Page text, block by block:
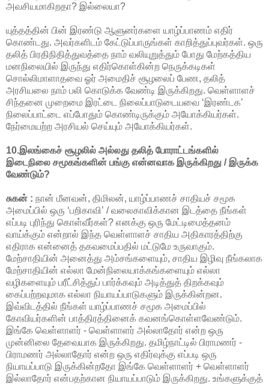
அவசியமாகிறதா? இல்லையா?
யுத்தத்தின் பின் இரண்டு ஆளுனர்களை யாழ்ப்பாணம் எதிர்
கொண்டது. அவர்களிடம் கேட்டுப்பாருங்கள் காறித்துப்புவர்கள். ஒரு
தலித் பிரதிநிதித்துவத்தை நாம் வலியுறுத்தும் போது மேற்கத்திய
மனநிலையில் இருந்து எதிர்கொள்கின்ற நெருக்கடிகள்
சொல்லிமாளாதவை ஓர் அமைதிச் சூழலைப் பேண, தலித்
அரசியலை நாம் பலி கொடுக்க வேண்டி இருக்கிறது. வெள்ளாளச்
சிந்தனை முறைமை இரட்டை நிலைப்பாடுடையவை ‘இரண்டக’
நிலைப்பாட்டை எப்போதும் கொண்டிருக்கும் அயோக்கியர்கள்.
நேர்மையற்ற அரசியல் செய்யும் அயோக்கியர்கள்.
10.இலங்கைச் சூழலில் அல்லது தலித் போராட்டங்களில்
இடைநிலை சமூகங்களின் பங்கு என்னவாக இருக்கிறது / இருக்க
வேண்டும்?
சுகன் : நான் மீனவன், திமிலன், யாழ்ப்பாணச் சாதியச் சமூக
அமைப்பில் ஒரு ‘பறிகாவி’ / வலைகாவிக்கான இடத்தை நீங்கள்
எப்படி புரிந்து கொள்வீர்கள்? எனக்கு ஒரு மேட்டிமைத்தனம்
வாய்க்கும் என்றால் இந்த வெள்ளாளச் சாதிய அதிகாரத்திற்கு
எதிராக என்னைத் தகவமைப்பதில் மட்டுமே உருவாகும்.
மேற்சாதியின் அனைத்து அம்சங்களையும், சாதிய இழிவு நீங்கலாக
மேற்சாதியின் எல்லா மேன்நிலையாக்கங்களையும் எல்லா
வழிகளையும் பரீட்சித்துப் பார்க்கவும் அடித்துத் திறக்கவும்
கைப்பற்றவுமாக எல்லா நியாயப்பாடுகளும் இருக்கின்றன.
இவ்விடத்தில் நீங்கள் யாழ்ப்பாணச் சமூக அமைப்பில்
கோவியர்களின் பாத்திரத்தினைக் கவனங்கொள்ளவேண்டும்.
இங்கே வெள்ளாளர் - வெள்ளாளர் அல்லாதோர் என்ற ஒரு
முன்னிலை தேவையாக இருக்கிறது. தமிழ்நாட்டில் பிராமணர் -
பிராமணர் அல்லாதோர் என்ற ஒரு எதிர்வுக்கு எப்படி ஒரு
நியாயப்பாடு இருக்கின்றதோ இங்கே வெள்ளாளர் + வெள்ளாளர்
இல்லாதோர் என்பதற்கான நியாயப்பாடும் இருக்கிறது. உங்களுக்குத்